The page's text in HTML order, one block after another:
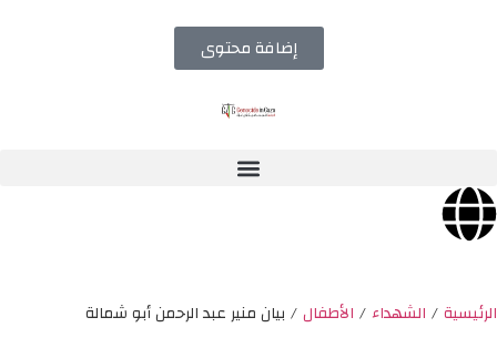
إضافة محتوى
الرئيسية/ الشهداء / الأطفال/بيان منير عبد الرحمن أبو شمالة